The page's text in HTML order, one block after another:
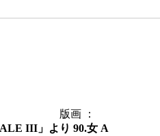
版画 ：
III」より 90.女 A